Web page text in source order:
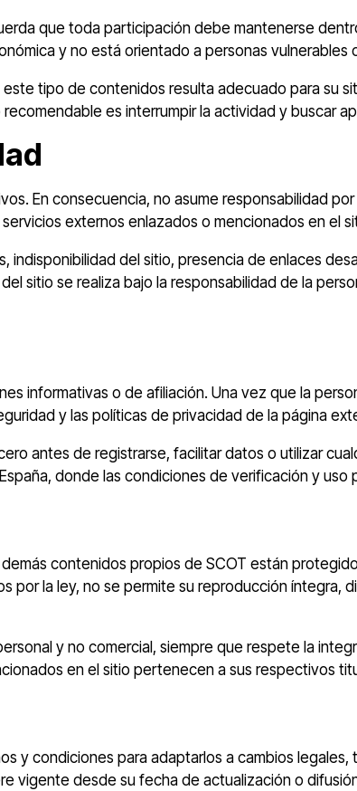
que toda participación debe mantenerse
y no está orientado a personas vulnerables
tipo de contenidos resulta adecuado para su
es interrumpir la actividad y buscar
En consecuencia, no asume responsabilidad
externos enlazados o mencionados en el
del sitio, presencia de enlaces
sitio se realiza bajo la responsabilidad de la
informativas o de afiliación. Una vez que la
y las políticas de privacidad de la página
antes de registrarse, facilitar datos o utilizar
donde las condiciones de verificación y uso
contenidos propios de SCOT están
por la ley, no se permite su reproducción íntegra,
y no comercial, siempre que respete la
en el sitio pertenecen a sus respectivos
y condiciones para adaptarlos a cambios
vigente desde su fecha de actualización o